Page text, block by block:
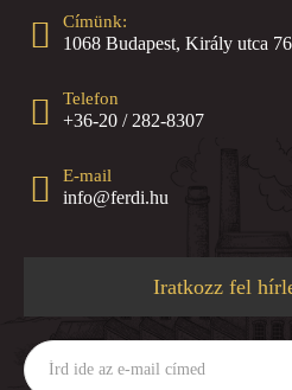
Címünk:
1068 Budapest, Király utca
Telefon
+36-20 / 282-8307
E-mail
info@ferdi.hu
Iratkozz fel
Írd
ide